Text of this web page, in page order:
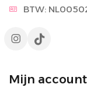
BTW:
Mijn account